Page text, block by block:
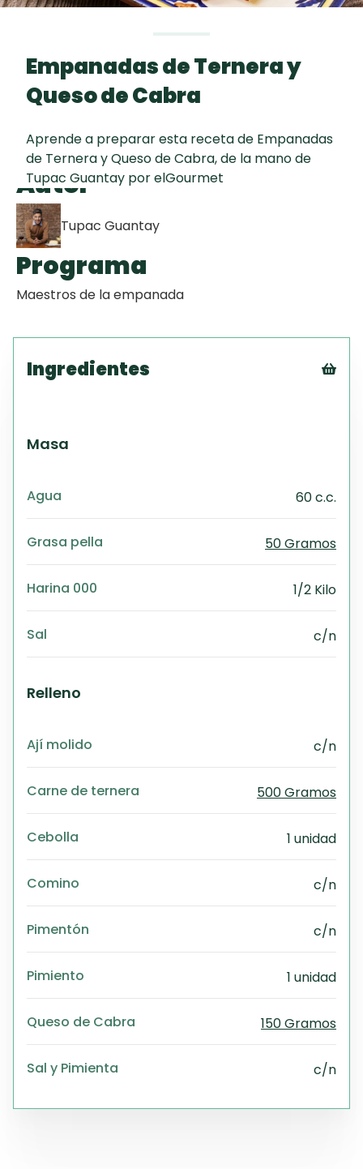
Galletas con
Tiramisú
Empanadas de Ternera y
Queso de Cabra
Aprende a preparar esta receta de Empanadas
de Ternera y Queso de Cabra, de la mano de
Tupac Guantay por elGourmet
Autor
Tupac Guantay
Programa
Maestros de la empanada
Ingredientes
Masa
Agua 60 c.c.
Grasa pella 50 Gramos
Harina 000 1/2 Kilo
Sal c/n
Relleno
Ají molido c/n
Carne de ternera 500 Gramos
Cebolla 1 unidad
Comino c/n
Pimentón c/n
Pimiento 1 unidad
Queso de Cabra 150 Gramos
Sal y Pimienta c/n